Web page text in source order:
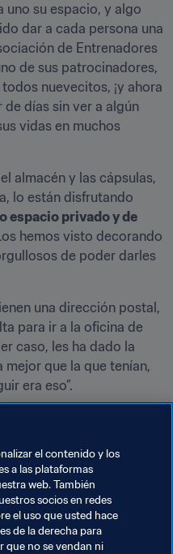
uno su espacio, y algo
dar a cada persona una
de Entrenadores
de sus patrocinadores,
nuevecitos, ¡y ahora
de días sin ver a algún
vidas en muchos
almacén y las cápsulas,
lo están disfrutando
espacio privado y de
hemos visto decorando
de poder darles
una dirección postal,
para ir a la oficina de
caso, les ha dado la
que la que tenían,
era eso”.
y la pandemia ha
una situación
falta que nunca héroes
el contenido y los
a las plataformas
web. También
socios en redes
el uso que usted hace
de la derecha para
que no se vendan ni